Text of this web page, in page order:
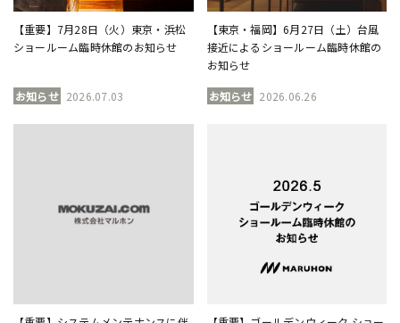
【重要】7月28日（火）東京・浜松
ショールーム臨時休館のお知らせ
お知らせ 2026.07.03
【東京・福岡】6月27日（土）台風
接近によるショールーム臨時休館の
お知らせ
お知らせ 2026.06.26